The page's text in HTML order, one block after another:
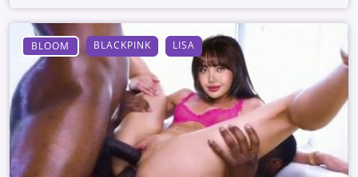
BLOOM BLACKPINK LISA